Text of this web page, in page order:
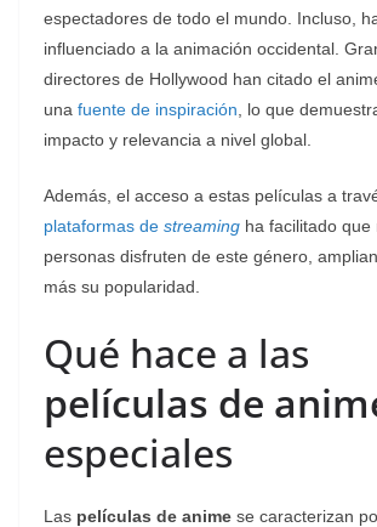
espectadores de todo el mundo. Incluso,
influenciado a la animación occidental.
directores de Hollywood han citado el
una fuente de inspiración , lo que
impacto y relevancia a nivel global.
Además, el acceso a estas películas a
plataformas de streaming ha facilitado que
personas disfruten de este género,
más su popularidad.
Qué hace a las
películas de
especiales
Las películas de anime se caracterizan